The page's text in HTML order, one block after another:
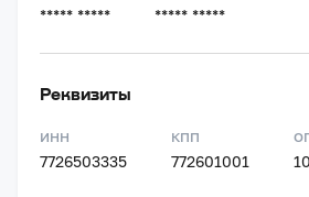
***** ***** ***** *****
Реквизиты
ИНН
7726503335
КПП
772601001